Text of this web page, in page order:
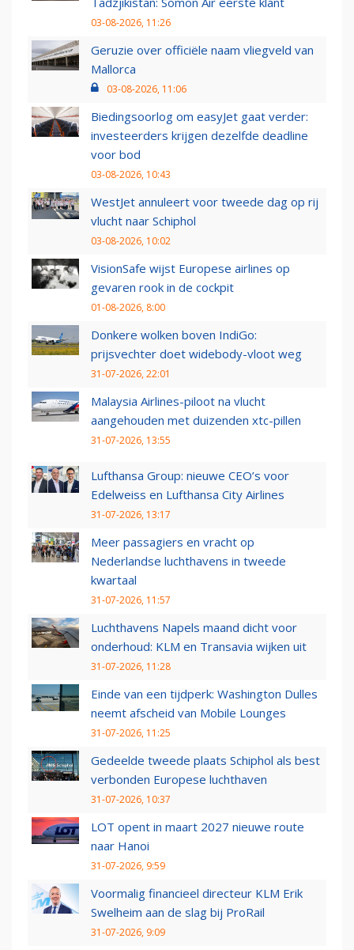
03-08-2026, 11:26
Geruzie over officiële naam vliegveld van
Mallorca
03-08-2026, 11:06
Biedingsoorlog om easyJet gaat verder:
investeerders krijgen dezelfde deadline
voor bod
03-08-2026, 10:43
WestJet annuleert voor tweede dag op rij
vlucht naar Schiphol
03-08-2026, 10:02
VisionSafe wijst Europese airlines op
gevaren rook in de cockpit
01-08-2026, 8:00
Donkere wolken boven IndiGo:
prijsvechter doet widebody-vloot weg
31-07-2026, 22:01
Malaysia Airlines-piloot na vlucht
aangehouden met duizenden xtc-pillen
31-07-2026, 13:55
Lufthansa Group: nieuwe CEO’s voor
Edelweiss en Lufthansa City Airlines
31-07-2026, 13:17
Meer passagiers en vracht op
Nederlandse luchthavens in tweede
kwartaal
31-07-2026, 11:57
Luchthavens Napels maand dicht voor
onderhoud: KLM en Transavia wijken uit
31-07-2026, 11:28
Einde van een tijdperk: Washington Dulles
neemt afscheid van Mobile Lounges
31-07-2026, 11:25
Gedeelde tweede plaats Schiphol als best
verbonden Europese luchthaven
31-07-2026, 10:37
LOT opent in maart 2027 nieuwe route
naar Hanoi
31-07-2026, 9:59
Voormalig financieel directeur KLM Erik
Swelheim aan de slag bij ProRail
31-07-2026, 9:09